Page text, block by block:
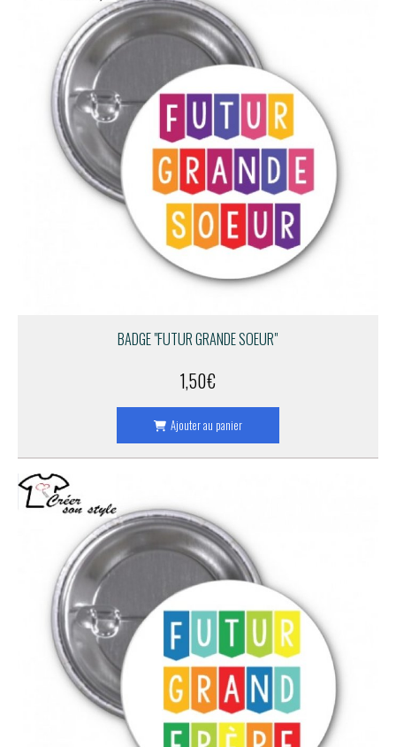
BADGE "FUTUR GRANDE SOEUR"
1,50€
Ajouter au panier